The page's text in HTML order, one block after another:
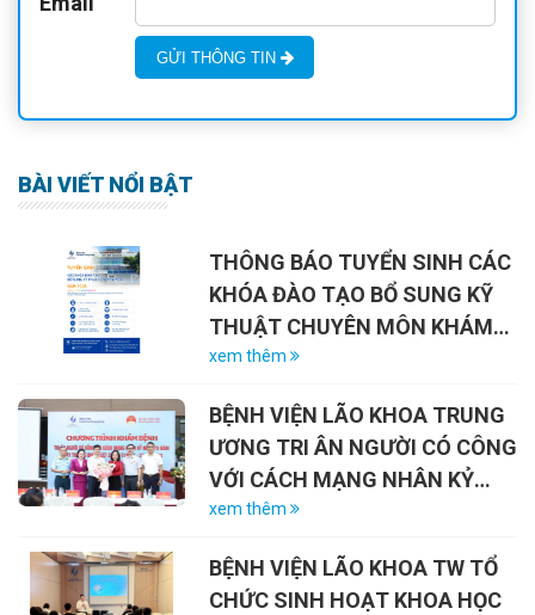
GỬI THÔNG TIN
BÀI VIẾT NỔI BẬT
THÔNG BÁO TUYỂN SINH CÁC
KHÓA ĐÀO TẠO BỔ SUNG KỸ
THUẬT CHUYÊN MÔN KHÁM
CHỮA BỆNH NĂM 2026
xem thêm
BỆNH VIỆN LÃO KHOA TRUNG
ƯƠNG TRI ÂN NGƯỜI CÓ CÔNG
VỚI CÁCH MẠNG NHÂN KỶ
NIỆM 79 NĂM NGÀY THƯƠNG
27/7/2026)
xem thêm
BỆNH VIỆN LÃO KHOA TW TỔ
CHỨC SINH HOẠT KHOA HỌC